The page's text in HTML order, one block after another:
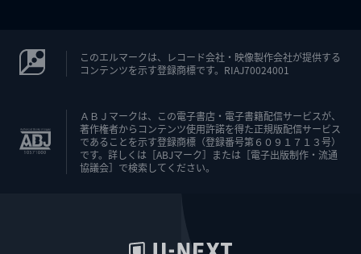
このエルマークは、レコード会社・映像製作会社が提供する
コンテンツを示す登録商標です。RIAJ70024001
ＡＢＪマークは、この電子書店・電子書籍配信サービスが、
著作権者からコンテンツ使用許諾を得た正規版配信サービス
であることを示す登録商標（登録番号第６０９１７１３号）
です。詳しくは［ABJマーク］または［電子出版制作・流通
協議会］で検索してください。